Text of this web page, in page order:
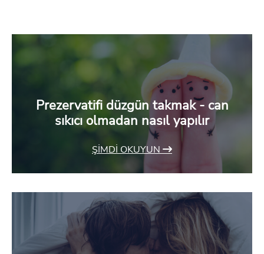
Prezervatifi düzgün takmak - can
sıkıcı olmadan nasıl yapılır
ŞIMDI OKUYUN